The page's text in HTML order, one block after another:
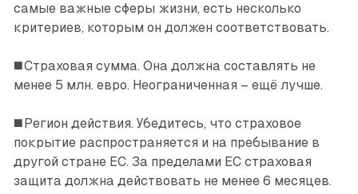
самые важные сферы жизни, есть несколько
критериев, которым он должен соответствовать.
◼️ Страховая сумма. Она должна составлять не
менее 5 млн. евро. Неограниченная – ещё лучше.
◼️ Регион действия. Убедитесь, что страховое
покрытие распространяется и на пребывание в
другой стране ЕС. За пределами ЕС страховая
защита должна действовать не менее 6 месяцев.